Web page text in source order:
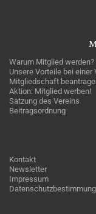
Warum Mitglied werden?
Unsere Vorteile bei
Mitgliedschaft
Aktion: Mitglied werben!
Satzung des Vereins
Beitragsordnung
Kontakt
Newsletter
Impressum